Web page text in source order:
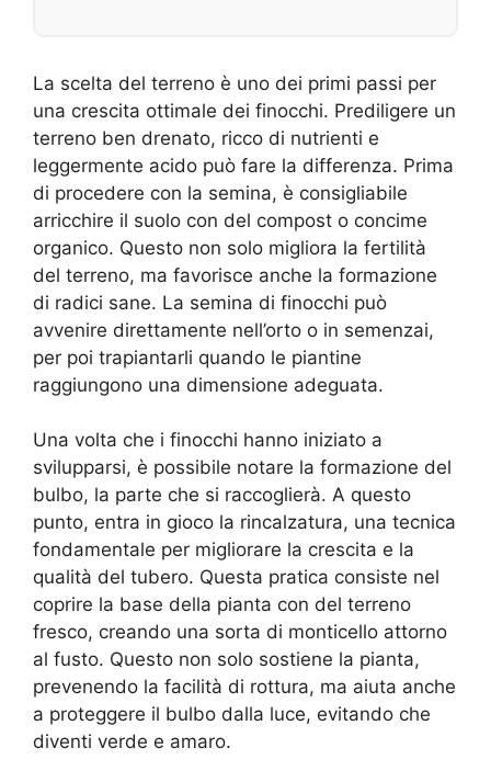
La scelta del terreno è uno dei primi passi per
una crescita ottimale dei finocchi. Prediligere un
terreno ben drenato, ricco di nutrienti e
leggermente acido può fare la differenza. Prima
di procedere con la semina, è consigliabile
arricchire il suolo con del compost o concime
organico. Questo non solo migliora la fertilità
del terreno, ma favorisce anche la formazione
di radici sane. La semina di finocchi può
avvenire direttamente nell’orto o in semenzai,
per poi trapiantarli quando le piantine
raggiungono una dimensione adeguata.
Una volta che i finocchi hanno iniziato a
svilupparsi, è possibile notare la formazione del
bulbo, la parte che si raccoglierà. A questo
punto, entra in gioco la rincalzatura, una tecnica
fondamentale per migliorare la crescita e la
qualità del tubero. Questa pratica consiste nel
coprire la base della pianta con del terreno
fresco, creando una sorta di monticello attorno
al fusto. Questo non solo sostiene la pianta,
prevenendo la facilità di rottura, ma aiuta anche
a proteggere il bulbo dalla luce, evitando che
diventi verde e amaro.